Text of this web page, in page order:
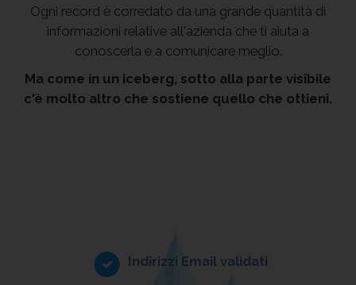
Ogni record è corredato da una grande quantità di
informazioni relative all'azienda che ti aiuta a
conoscerla e a comunicare meglio.
Ma come in un iceberg, sotto alla parte visibile
c'è molto altro che sostiene quello che ottieni.
Indirizzi Email validati